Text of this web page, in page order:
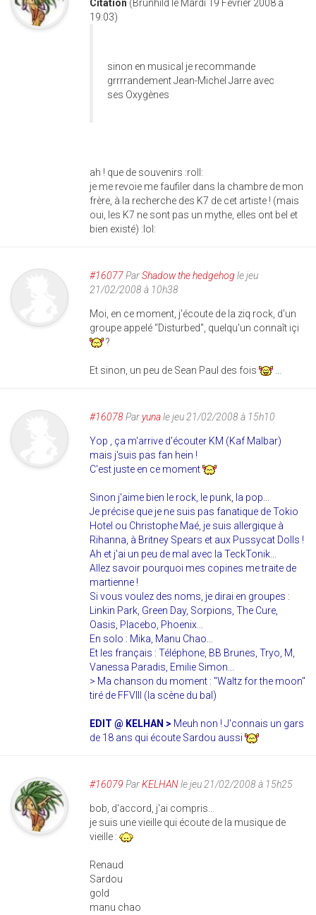
Citation (Brunhild le Mardi 19 Février 2008 à
19:03)
sinon en musical je recommande
grrrrandement Jean-Michel Jarre avec
ses Oxygènes
ah ! que de souvenirs :roll:
je me revoie me faufiler dans la chambre de mon
frère, à la recherche des K7 de cet artiste ! (mais
oui, les K7 ne sont pas un mythe, elles ont bel et
bien existé) :lol:
#16077ParShadow the hedgehog le jeu
21/02/2008 à 10h38
Moi, en ce moment, j'écoute de la ziq rock, d'un
groupe appelé "Disturbed", quelqu'un connaît içi
?
Et sinon, un peu de Sean Paul des fois
#16078Paryunale jeu 21/02/2008 à 15h10
Yop , ça m'arrive d'écouter KM (Kaf Malbar)
mais j'suis pas fan hein !
C'est juste en ce moment
Sinon j'aime bien le rock, le punk, la pop...
Je précise que je ne suis pas fanatique de Tokio
Hotel ou Christophe Maé, je suis allergique à
Rihanna, à Britney Spears et aux Pussycat Dolls !
Ah et j'ai un peu de mal avec la TeckTonik...
Allez savoir pourquoi mes copines me traite de
martienne !
Si vous voulez des noms, je dirai en groupes :
Linkin Park, Green Day, Sorpions, The Cure,
Oasis, Placebo, Phoenix...
En solo : Mika, Manu Chao...
Et les français : Téléphone, BB Brunes, Tryo, M,
Vanessa Paradis, Emilie Simon...
> Ma chanson du moment : "Waltz for the moon"
tiré de FFVIII (la scène du bal)
EDIT @ KELHAN > Meuh non ! J'connais un gars
de 18 ans qui écoute Sardou aussi
#16079 ParKELHANle jeu 21/02/2008 à 15h25
bob, d'accord, j'ai compris...
je suis une vieille qui écoute de la musique de
vieille :
Renaud
Sardou
gold
manu chao